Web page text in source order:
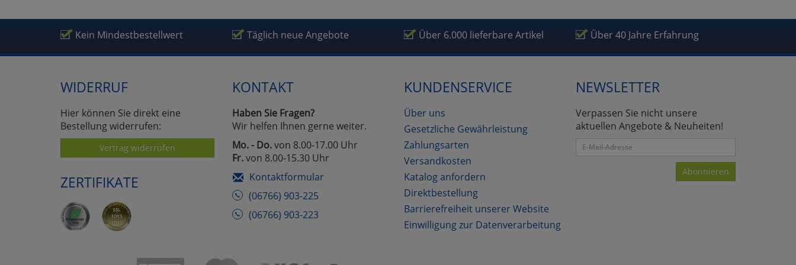
Kein Mindestbestellwert Täglich neue Angebote Über 6.000 lieferbare Artikel Über 40 Jahre Erfahrung
WIDERRUF
Hier können Sie direkt eine
Bestellung widerrufen:
Vertrag widerrufen
ZERTIFIKATE
KONTAKT
Haben Sie Fragen?
Wir helfen Ihnen gerne weiter.
Mo. - Do.von 8.00-17.00 Uhr
Fr.von 8.00-15.30 Uhr
Kontaktformular
(06766) 903-225
(06766) 903-223
KUNDENSERVICE
Über uns
Gesetzliche Gewährleistung
Zahlungsarten
Versandkosten
Katalog anfordern
Direktbestellung
Barrierefreiheit unserer Website
Einwilligung zur Datenverarbeitung
NEWSLETTER
Verpassen Sie nicht unsere
aktuellen Angebote & Neuheiten!
Abonnieren
Umfragetools
Cookies Cookies
zurückzu Haupptseite Zustimmung Datenverarbeitung (Seitenende)